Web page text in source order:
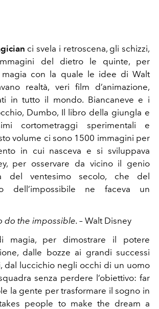
ci svela i retroscena, gli schizzi,
del dietro le quinte, per
magia con la quale le idee di Walt
realtà, veri film d’animazione,
in tutto il mondo. Biancaneve e i
Dumbo, Il libro della giungla e
cortometraggi sperimentali e
volume ci sono 1500 immagini per
in cui nasceva e si sviluppava
per osservare da vicino il genio
del ventesimo secolo, che del
dell’impossibile ne faceva un
do the impossible. – Walt Disney
magia, per dimostrare il potere
dalle bozze ai grandi successi
dal luccichio negli occhi di un uomo
senza perdere l’obiettivo: far
la gente per trasformare il sogno in
people to make the dream a